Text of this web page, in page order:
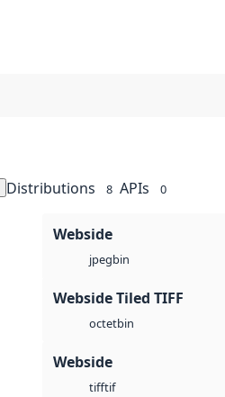
Distributions 8 APIs 0
Webside
jpegbin
Webside Tiled TIFF
octetbin
Webside
tifftif